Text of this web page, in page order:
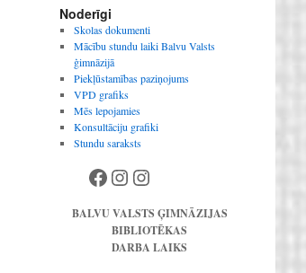
Noderīgi
Skolas dokumenti
Mācību stundu laiki Balvu Valsts
ģimnāzijā
Piekļūstamības paziņojums
VPD grafiks
Mēs lepojamies
Konsultāciju grafiki
Stundu saraksts
Facebook
Instagram
Instagram
BALVU VALSTS ĢIMNĀZIJAS
BIBLIOTĒKAS
DARBA LAIKS